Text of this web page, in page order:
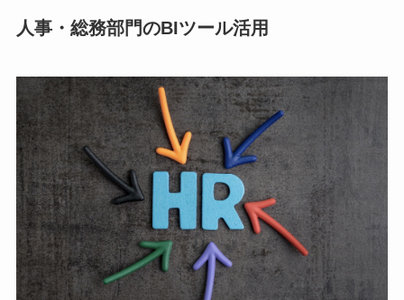
人事・総務部門のBIツール活用